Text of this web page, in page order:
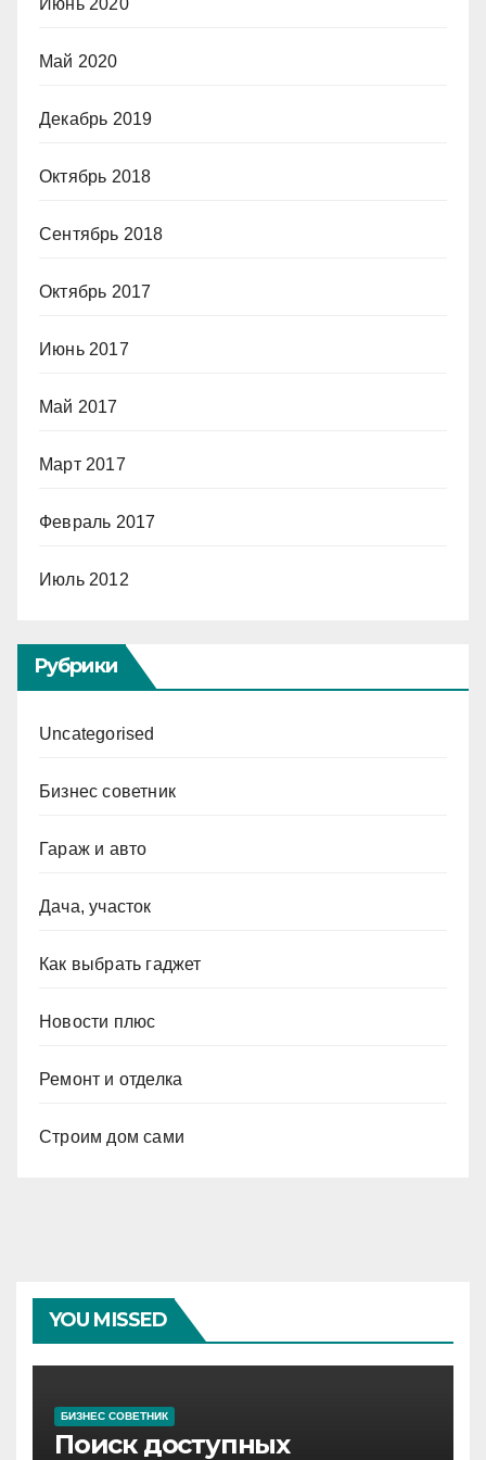
Май 2020
Декабрь 2019
Октябрь 2018
Сентябрь 2018
Октябрь 2017
Июнь 2017
Май 2017
Март 2017
Февраль 2017
Июль 2012
Рубрики
Uncategorised
Бизнес советник
Гараж и авто
Дача, участок
Как выбрать гаджет
Новости плюс
Ремонт и отделка
Строим дом сами
YOU MISSED
БИЗНЕС СОВЕТНИК
Поиск доступных